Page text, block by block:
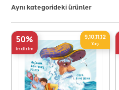
Aynı kategorideki ürünler
50%
indirim
9,10,11,12
Yaş